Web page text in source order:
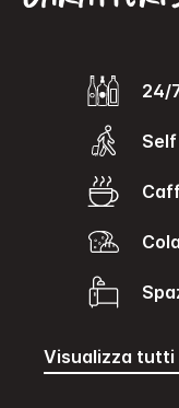
Visualizza tutti